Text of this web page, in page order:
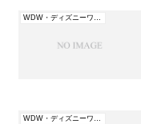
WDW・ディズニーワールド（フロリダ）